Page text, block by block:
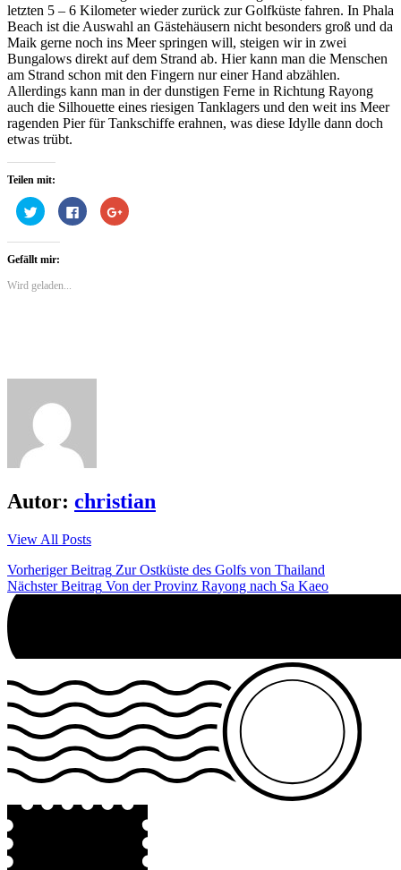
letzten 5 – 6 Kilometer wieder zurück zur Golfküste fahren. In Phala
Beach ist die Auswahl an Gästehäusern nicht besonders groß und da
Maik gerne noch ins Meer springen will, steigen wir in zwei
Bungalows direkt auf dem Strand ab. Hier kann man die Menschen
am Strand schon mit den Fingern nur einer Hand abzählen.
Allerdings kann man in der dunstigen Ferne in Richtung Rayong
auch die Silhouette eines riesigen Tanklagers und den weit ins Meer
ragenden Pier für Tankschiffe erahnen, was diese Idylle dann doch
etwas trübt.
Teilen mit:
Klick,
um
Twitter
teilen
in
neuem
Klick,
um
Zum
Teilen
Gefällt mir:
Wird geladen...
Autor: christian
View All Posts
Beitrags-
Navigation
Vorheriger Beitrag Zur Ostküste des Golfs von Thailand
Nächster Beitrag Von der Provinz Rayong nach Sa Kaeo